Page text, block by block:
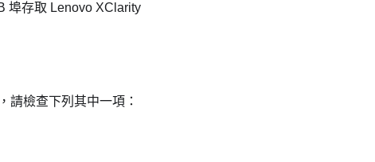
埠存取 Lenovo XClarity
，請檢查下列其中一項：